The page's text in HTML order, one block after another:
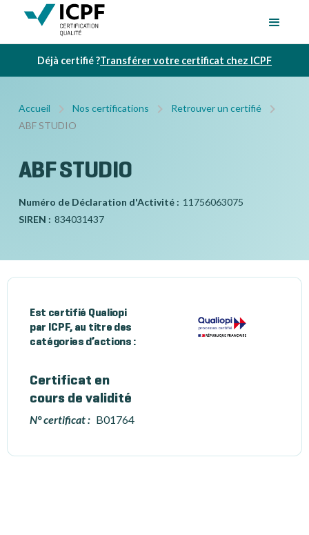
Déjà certifié ?Transférer votre certificat chez ICPF
Accueil Nos certifications
Retrouver un certifié
ABF STUDIO
ABF STUDIO
Numéro de Déclaration d'Activité : 11756063075
SIREN : 834031437
Est certifié Qualiopi
par ICPF, au titre des
catégories d’actions :
Certificat en
cours de validité
N° certificat : B01764